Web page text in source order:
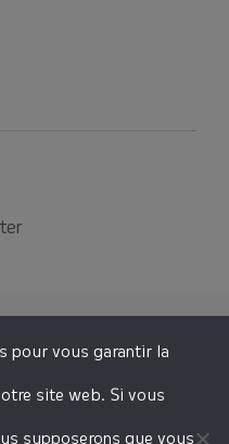
SUD-EST 35
pour vous garantir la
site web. Si vous
supposerons que vous